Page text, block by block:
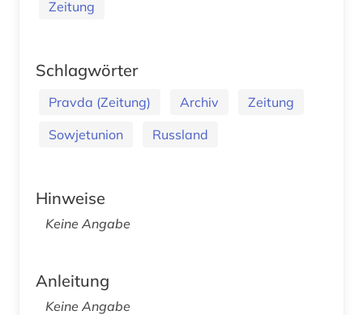
Zeitung
Schlagwörter
Pravda (Zeitung) Archiv
Zeitung
Sowjetunion
Russland
Hinweise
Keine Angabe
Anleitung
Keine Angabe